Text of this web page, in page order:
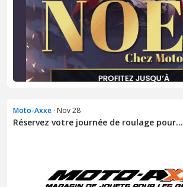
Moto-Axxe · Nov 28
Réservez votre journée de roulage pour...